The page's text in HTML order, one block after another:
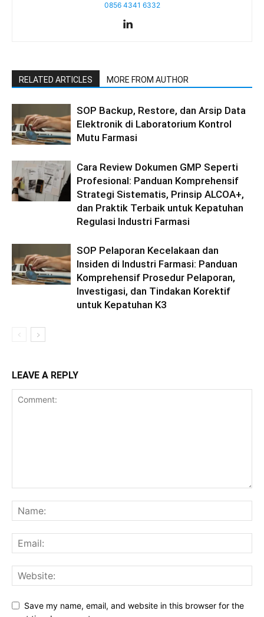
0856 4341 6332
RELATED ARTICLES MORE FROM AUTHOR
SOP Backup, Restore, dan Arsip Data
Elektronik di Laboratorium Kontrol
Mutu Farmasi
Cara Review Dokumen GMP Seperti
Profesional: Panduan Komprehensif
Strategi Sistematis, Prinsip ALCOA+,
dan Praktik Terbaik untuk Kepatuhan
Regulasi Industri Farmasi
SOP Pelaporan Kecelakaan dan
Insiden di Industri Farmasi: Panduan
Komprehensif Prosedur Pelaporan,
Investigasi, dan Tindakan Korektif
untuk Kepatuhan K3
LEAVE A REPLY
Save my name, email, and website in this browser for the